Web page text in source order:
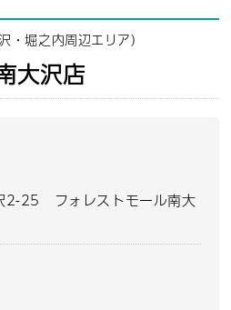
・堀之内周辺エリア）
大沢店
2-25 フォレストモール南大